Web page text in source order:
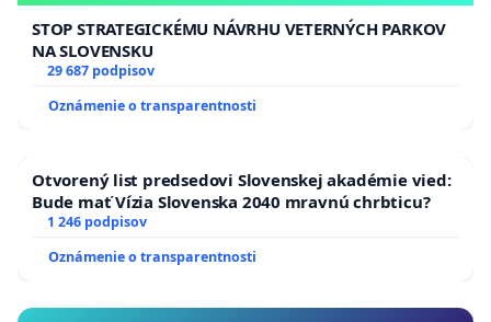
STOP STRATEGICKÉMU NÁVRHU VETERNÝCH PARKOV
NA SLOVENSKU
29 687 podpisov
Oznámenie o transparentnosti
Otvorený list predsedovi Slovenskej akadémie vied:
Bude mať Vízia Slovenska 2040 mravnú chrbticu?
1 246 podpisov
Oznámenie o transparentnosti